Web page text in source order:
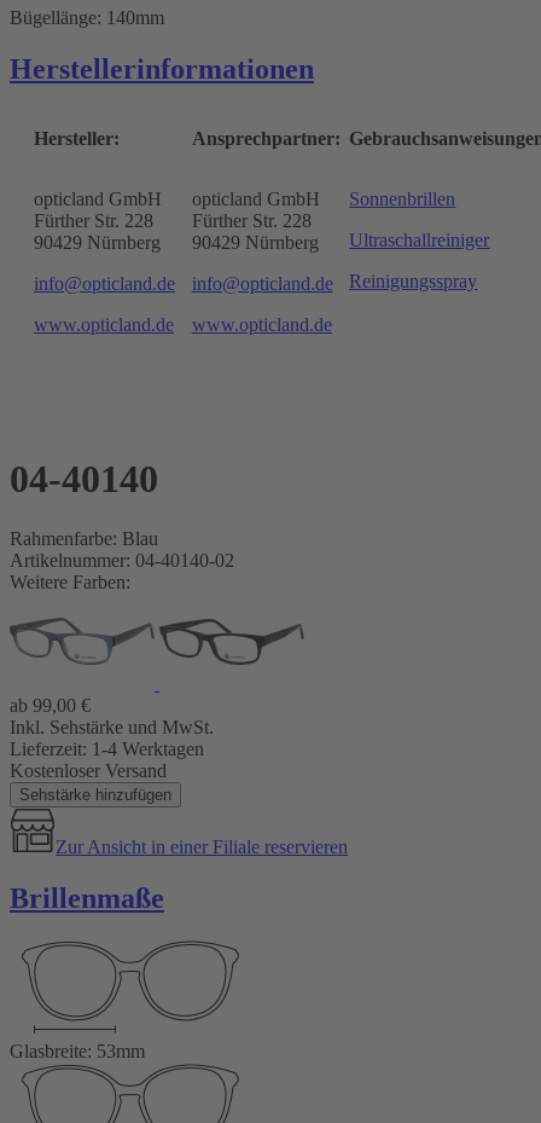
Bügellänge: 140mm
Herstellerinformationen
Hersteller:
opticland GmbH
Fürther Str. 228
90429 Nürnberg
info@opticland.de
www.opticland.de
Ansprechpartner:
opticland GmbH
Fürther Str. 228
90429 Nürnberg
info@opticland.de
www.opticland.de
Sonnenbrillen
Ultraschallreiniger
Reinigungsspray
04-40140
Rahmenfarbe: Blau
Artikelnummer: 04-40140-02
Weitere Farben:
ab 99,00 €
Inkl. Sehstärke und MwSt.
Lieferzeit: 1-4 Werktagen
Kostenloser Versand
Sehstärke hinzufügen
Zur Ansicht in einer Filiale reservieren
Brillenmaße
Glasbreite: 53mm